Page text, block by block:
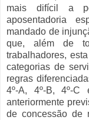
mais difícil a
aposentadoria
mandado de
que, além de
trabalhadores,
categorias de
regras
4º-A, 4º-B, 4º-
anteriormente
de concessão de